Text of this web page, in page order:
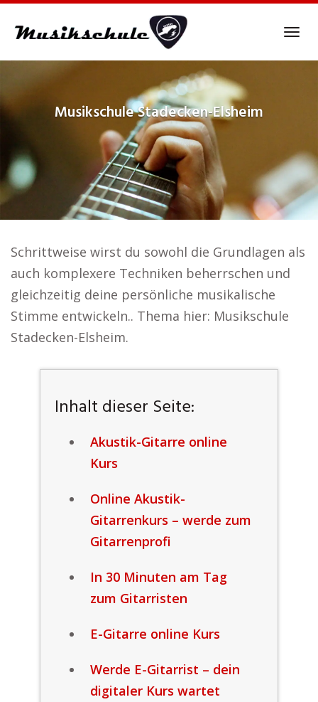
MusikschuleStadecken-Elsheim
Schrittweise wirst du sowohl die Grundlagen als
auch komplexere Techniken beherrschen und
gleichzeitig deine persönliche musikalische
Stimme entwickeln.. Thema hier: Musikschule
Stadecken-Elsheim.
Inhalt dieser Seite:
Akustik-Gitarre online
Kurs
Online Akustik-
Gitarrenkurs – werde zum
Gitarrenprofi
In 30 Minuten am Tag
zum Gitarristen
E-Gitarre online Kurs
Werde E-Gitarrist – dein
digitaler Kurs wartet